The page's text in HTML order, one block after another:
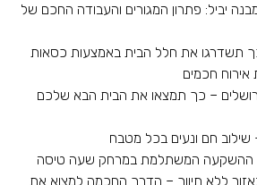
יביל: פתרון המגורים והעבודה החכם של
תשדרגו את חלל הבית באמצעות כסאות
אירוח חכמים
– כך תמצאו את הבית הבא שלכם
חם ונעים בכל מטבח
– ההשקעה המשתלמת במרחק שעה טיסה
ללא תיווך – הדרך החכמה למצוא את